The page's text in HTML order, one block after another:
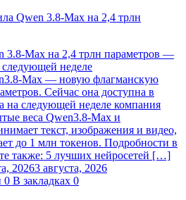
3.8‑Max на 2,4 трлн параметров —
неделе
— новую флагманскую
Сейчас она доступна в
на следующей неделе компания
веса Qwen3.8‑Max и
текст, изображения и видео,
до 1 млн токенов. Подробности в
также: 5 лучших нейросетей […]
20263 августа, 2026
0 В закладках 0